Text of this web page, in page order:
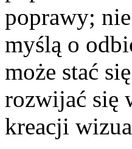
poprawy;
myślą o
może stać
rozwijać się
kreacji